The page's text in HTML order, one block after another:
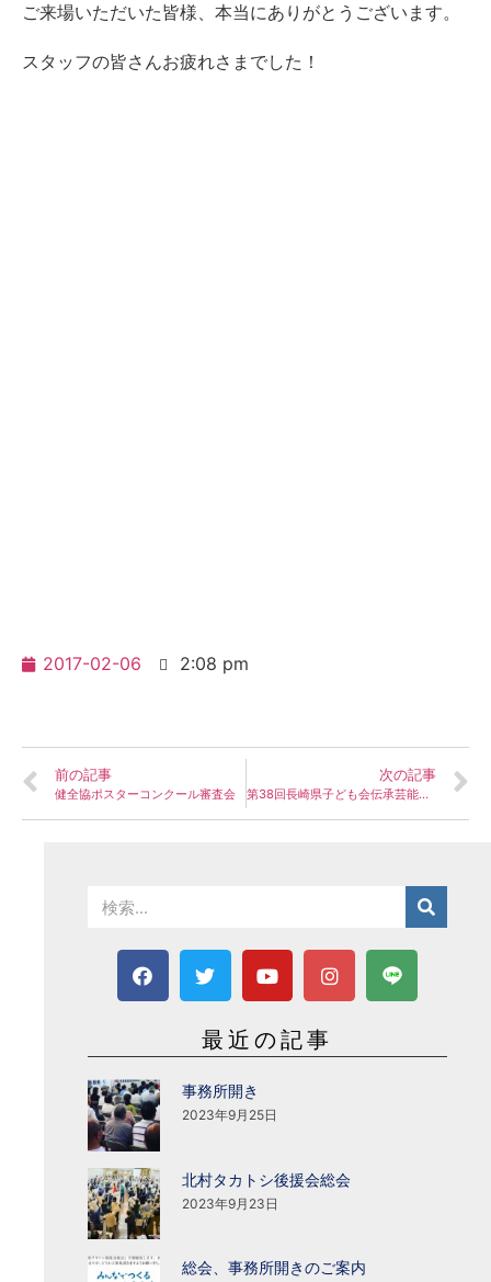
ご来場いただいた皆様、本当にありがとうございます。
スタッフの皆さんお疲れさまでした！
2017-02-06 2:08 pm
前の記事
健全協ポスターコンクール審査会
次の記事
第38回長崎県子ども会伝承芸能大会
最近の記事
事務所開き
2023年9月25日
北村タカトシ後援会総会
2023年9月23日
総会、事務所開きのご案内